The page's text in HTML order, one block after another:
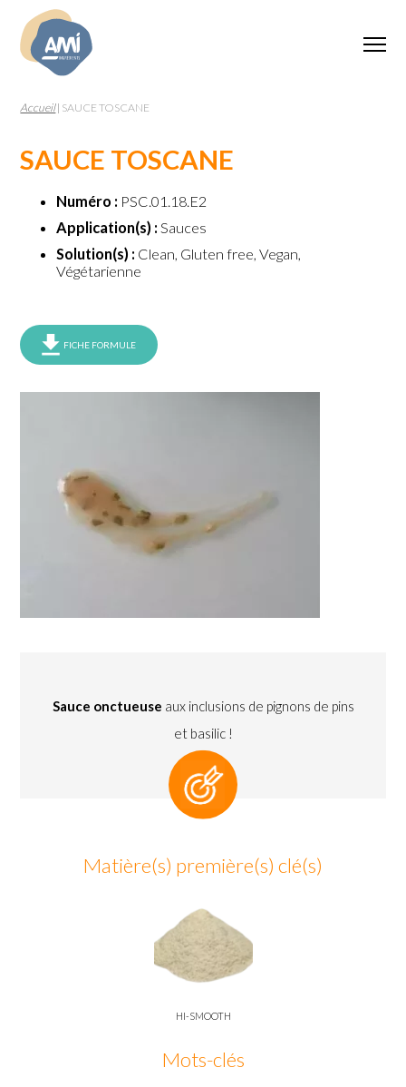
Accueil| SAUCE TOSCANE
SAUCE TOSCANE
Numéro : PSC.01.18.E2
Application(s) : Sauces
Solution(s) : Clean, Gluten free, Vegan,
Végétarienne
FICHE FORMULE
Sauce onctueuse aux inclusions de pignons de pins
et basilic !
Matière(s) première(s) clé(s)
HI-SMOOTH
Mots-clés